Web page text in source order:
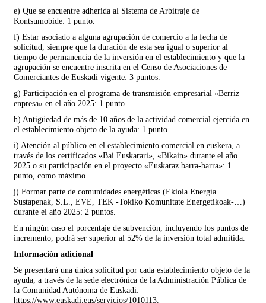
e) Que se encuentre adherida al Sistema de Arbitraje de
Kontsumobide: 1 punto.
f) Estar asociado a alguna agrupación de comercio a la fecha de
solicitud, siempre que la duración de esta sea igual o superior al
tiempo de permanencia de la inversión en el establecimiento y que la
agrupación se encuentre inscrita en el Censo de Asociaciones de
Comerciantes de Euskadi vigente: 3 puntos.
g) Participación en el programa de transmisión empresarial «Berriz
enpresa» en el año 2025: 1 punto.
h) Antigüedad de más de 10 años de la actividad comercial ejercida en
el establecimiento objeto de la ayuda: 1 punto.
i) Atención al público en el establecimiento comercial en euskera, a
través de los certificados «Bai Euskarari», «Bikain» durante el año
2025 o su participación en el proyecto «Euskaraz barra-barra»: 1
punto, como máximo.
j) Formar parte de comunidades energéticas (Ekiola Energía
Sustapenak, S.L., EVE, TEK -Tokiko Komunitate Energetikoak-…)
durante el año 2025: 2 puntos.
En ningún caso el porcentaje de subvención, incluyendo los puntos de
incremento, podrá ser superior al 52% de la inversión total admitida.
Información adicional
Se presentará una única solicitud por cada establecimiento objeto de la
ayuda, a través de la sede electrónica de la Administración Pública de
la Comunidad Autónoma de Euskadi:
https://www.euskadi.eus/servicios/1010113.